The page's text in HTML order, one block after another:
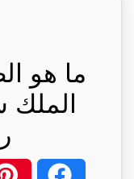
ما هو